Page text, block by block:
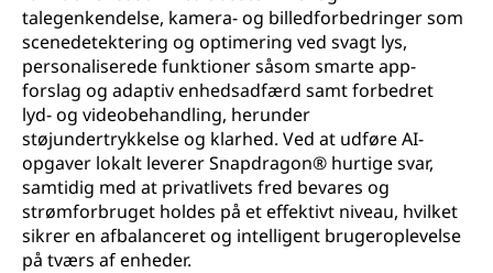
talegenkendelse, kamera- og billedforbedringer som
scenedetektering og optimering ved svagt lys,
personaliserede funktioner såsom smarte app-
forslag og adaptiv enhedsadfærd samt forbedret
lyd- og videobehandling, herunder
støjundertrykkelse og klarhed. Ved at udføre AI-
opgaver lokalt leverer Snapdragon® hurtige svar,
samtidig med at privatlivets fred bevares og
strømforbruget holdes på et effektivt niveau, hvilket
sikrer en afbalanceret og intelligent brugeroplevelse
på tværs af enheder.